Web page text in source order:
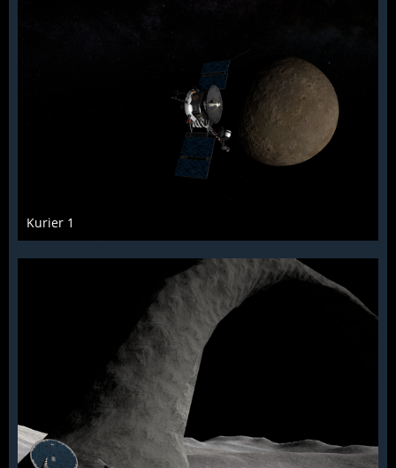
Kurier 1
KCST
19. Januar 2022
963
0 1